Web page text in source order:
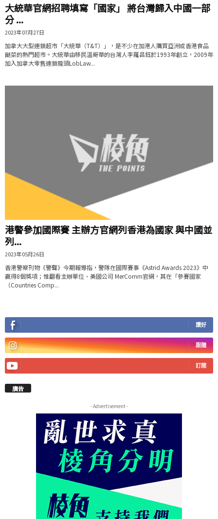
大統華官網招聘填寫「國家」 將台灣歸入中國一部
分 ...
2023年07月27日
加拿大大型連鎖超市「大統華（T&T）」，是不少在加港人購買亞洲或香港食品
餸菜的熱門超市。大統華由移民溫哥華的台灣人李羅昌鈺於1993年創立，2009年
加入加拿大零售連鎖龍頭LobLaw...
港警參加國際賽 主辦方官網列香港為國家 與中國並
列...
2023年05月26日
香港警察刊物《警聲》今期報導指，警隊在國際賽事《Astrid Awards 2023》中
贏得8個獎項；惟翻看主辦單位、美國公司 MerComm官網，其在「參賽國家
（Countries Comp...
讚好
跟隨
訂閱
廣告
- Advertisement -